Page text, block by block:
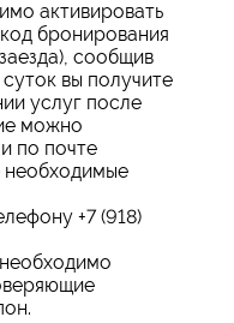
активировать
бронирования
сообщив
вы получите
услуг после
можно
по почте
необходимые
+7 (918)